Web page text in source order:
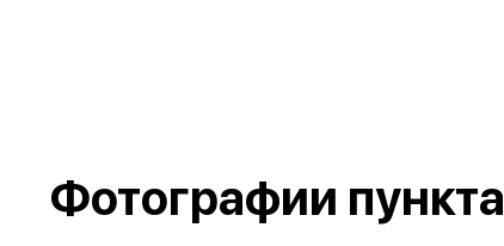
Фотографии пункта